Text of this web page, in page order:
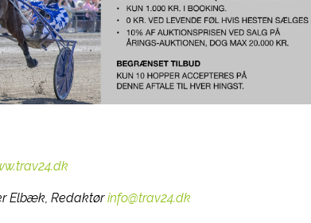
Elbæk, Redaktør info@trav24.dk